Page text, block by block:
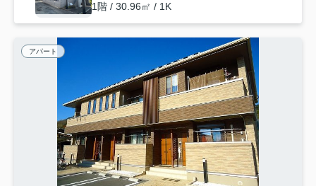
1階 / 30.96㎡ / 1K
アパート